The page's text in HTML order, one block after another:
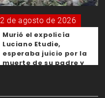
2 de agosto de 2026
Murió el expolicía
Luciano Etudie,
esperaba juicio por la
muerte de su padre y